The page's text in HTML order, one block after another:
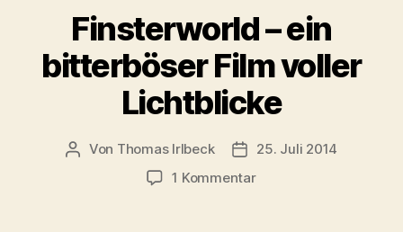
Finsterworld – ein
bitterböser Film voller
Lichtblicke
Beitragsautor
Von Thomas Irlbeck Veröffentlichungsdatum
25. Juli 2014
1 Kommentarzu